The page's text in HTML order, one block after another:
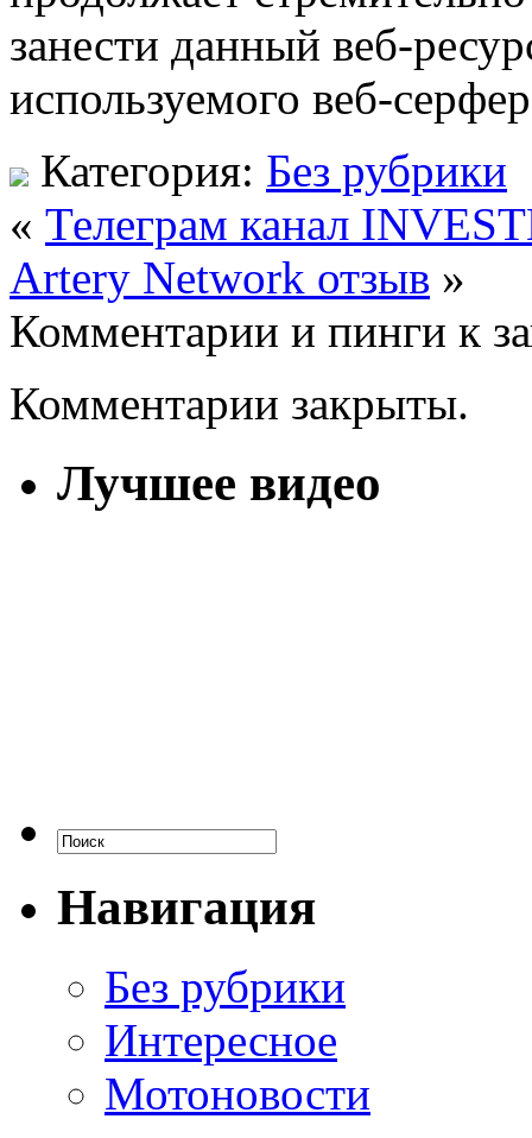
занести данный веб-
используемого веб-
Категория: Без рубрики
« Телеграм канал
Artery Network отзыв »
Комментарии и пинги к
Комментарии закрыты.
Лучшее видео
Навигация
Без рубрики
Интересное
Мотоновости